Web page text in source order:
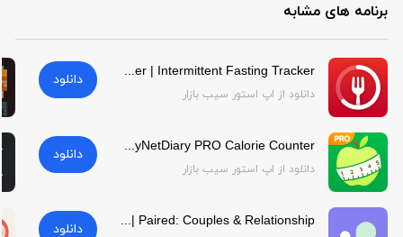
برنامه های مشابه
Intermittent Fasting Tracker | Intermittent Fasting Tracker
دانلود از اپ استور سیب بازار
دانلود
MyNetDiary PRO Calorie Counter | MyNetDiary PRO Calorie Counter
دانلود از اپ استور سیب بازار
دانلود
Paired: Couples & Relationship | Paired: Couples & Relationship دانلود